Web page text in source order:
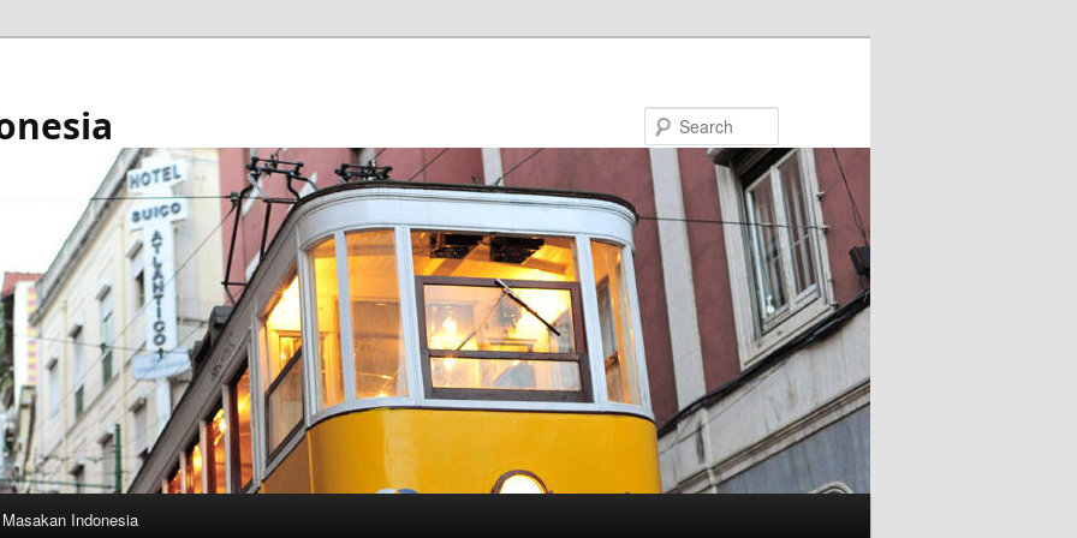
Masakan Indonesia